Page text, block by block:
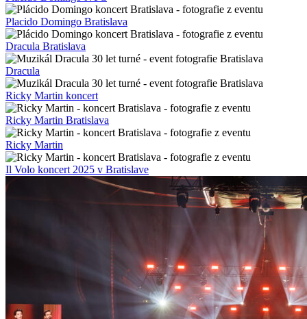
Placido Domingo Bratislava
Dracula Bratislava
Dracula
Ricky Martin koncert
Ricky Martin Bratislava
Ricky Martin
Il Volo koncert 2025 v Bratislave